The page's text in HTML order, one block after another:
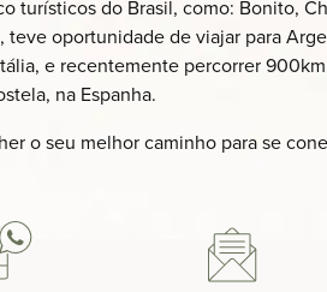
turísticos do Brasil, como: Bonito,
oportunidade de viajar para
e recentemente percorrer
na Espanha.
o seu melhor caminho para se